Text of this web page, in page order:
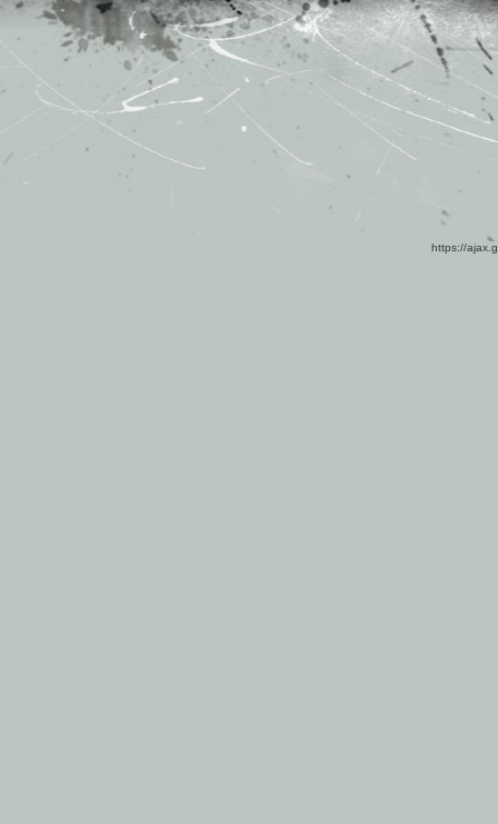
https://